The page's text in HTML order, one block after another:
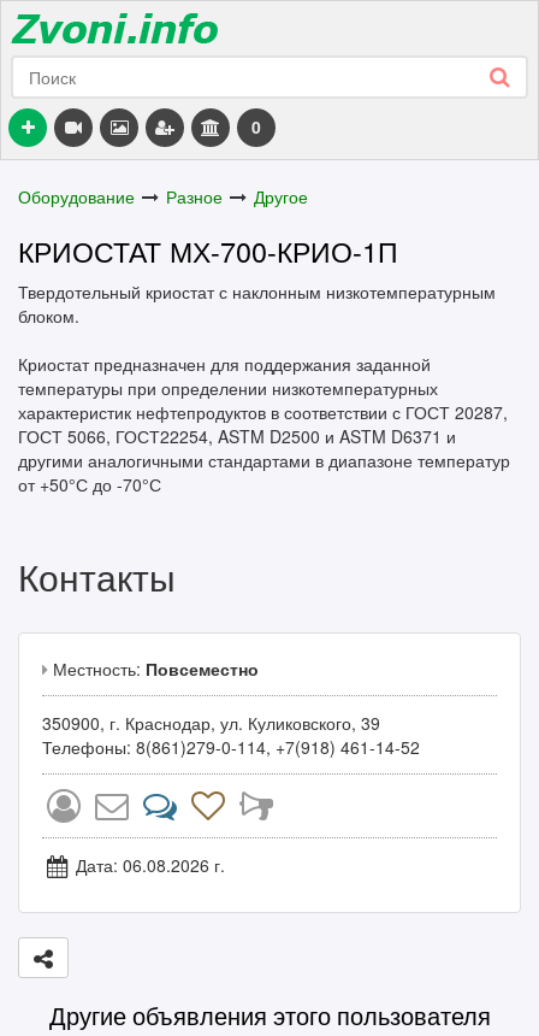
0
Оборудование Разное Другое
КРИОСТАТ МХ-700-КРИО-1П
Твердотельный криостат с наклонным низкотемпературным
блоком.
Криостат предназначен для поддержания заданной
температуры при определении низкотемпературных
характеристик нефтепродуктов в соответствии с ГОСТ 20287,
ГОСТ 5066, ГОСТ22254, ASTM D2500 и ASTM D6371 и
другими аналогичными стандартами в диапазоне температур
от +50°С до -70°С
Контакты
Местность: Повсеместно
350900, г. Краснодар, ул. Куликовского, 39
Телефоны: 8(861)279-0-114, +7(918) 461-14-52
Дата: 06.08.2026 г.
Другие объявления этого пользователя